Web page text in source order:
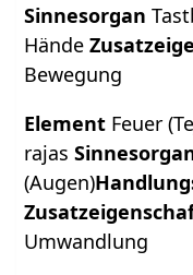
Sinnesorgan
Hände
Bewegung
Element Feuer
rajas
(Augen)
Umwandlung